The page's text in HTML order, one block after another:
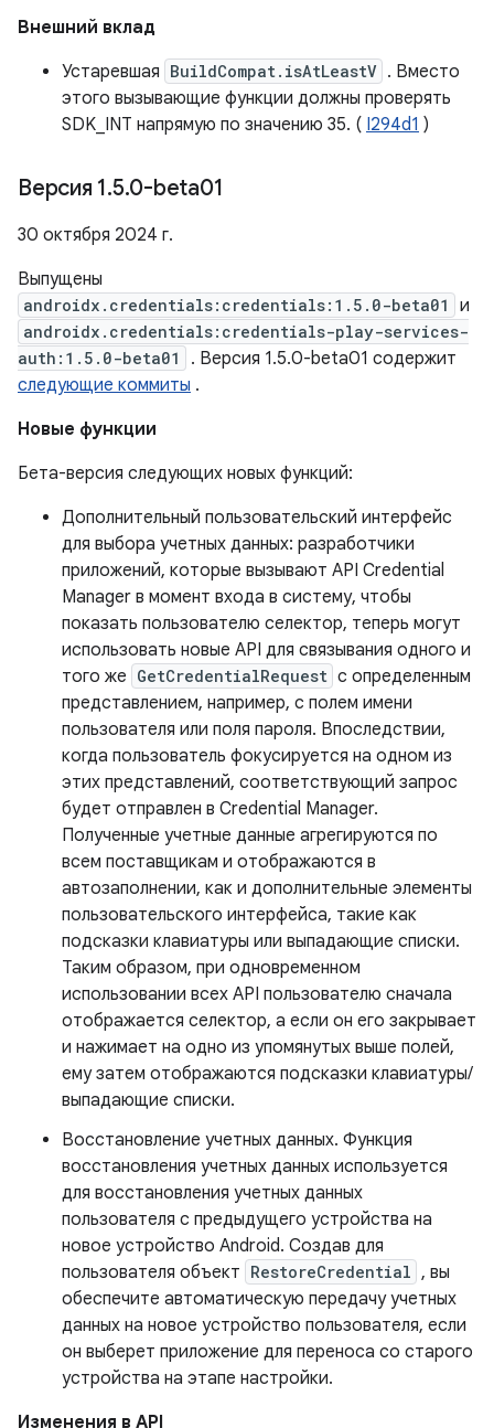
Внешний вклад
Устаревшая BuildCompat.isAtLeastV . Вместо
этого вызывающие функции должны проверять
SDK_INT напрямую по значению 35. ( I294d1 )
Версия 1.5.0-beta01
30 октября 2024 г.
Выпущены
androidx.credentials:credentials:1.5.0-beta01 и
androidx.credentials:credentials-play-services-
auth:1.5.0-beta01
. Версия 1.5.0-beta01 содержит
следующие коммиты .
Новые функции
Бета-версия следующих новых функций:
Дополнительный пользовательский интерфейс
для выбора учетных данных: разработчики
приложений, которые вызывают API Credential
Manager в момент входа в систему, чтобы
показать пользователю селектор, теперь могут
использовать новые API для связывания одного и
того же GetCredentialRequest с определенным
представлением, например, с полем имени
пользователя или поля пароля. Впоследствии,
когда пользователь фокусируется на одном из
этих представлений, соответствующий запрос
будет отправлен в Credential Manager.
Полученные учетные данные агрегируются по
всем поставщикам и отображаются в
автозаполнении, как и дополнительные элементы
пользовательского интерфейса, такие как
подсказки клавиатуры или выпадающие списки.
Таким образом, при одновременном
использовании всех API пользователю сначала
отображается селектор, а если он его закрывает
и нажимает на одно из упомянутых выше полей,
ему затем отображаются подсказки клавиатуры/
выпадающие списки.
Восстановление учетных данных. Функция
восстановления учетных данных используется
для восстановления учетных данных
пользователя с предыдущего устройства на
новое устройство Android. Создав для
пользователя объект RestoreCredential , вы
обеспечите автоматическую передачу учетных
данных на новое устройство пользователя, если
он выберет приложение для переноса со старого
устройства на этапе настройки.
Изменения в API